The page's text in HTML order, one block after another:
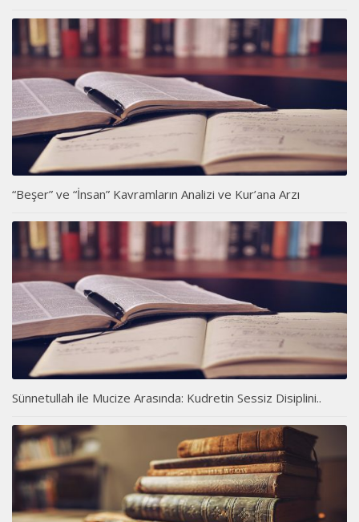
“Beşer” ve “İnsan” Kavramların Analizi ve Kur’ana Arzı
Sünnetullah ile Mucize Arasında: Kudretin Sessiz Disiplini..